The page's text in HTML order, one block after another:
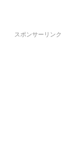
スポンサーリンク